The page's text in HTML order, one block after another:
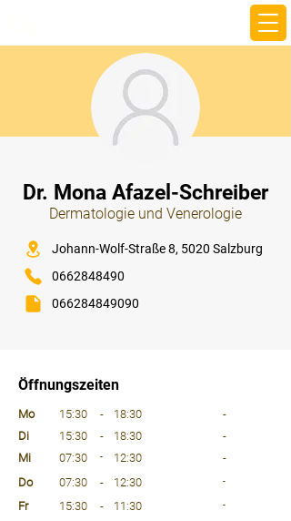
Dr. Mona Afazel-Schreiber
Dermatologie und Venerologie
Johann-Wolf-Straße 8, 5020 Salzburg
0662848490
066284849090
Öffnungszeiten
Mo
15:30 - 18:30
-
Di
15:30 - 18:30
-
Mi
07:30 - 12:30
-
Do
07:30 - 12:30 -
Fr 15:30 - 11:30 -